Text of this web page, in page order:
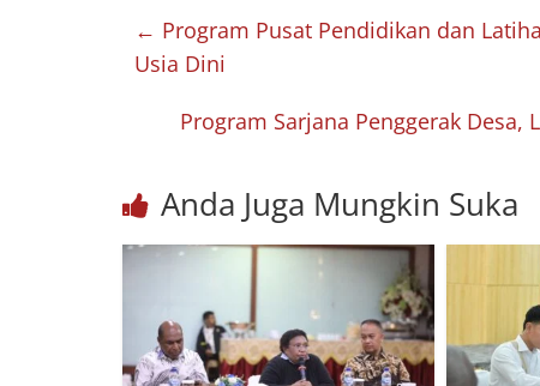
← Program Pusat Pendidikan dan
Usia Dini
Program Sarjana Penggerak Desa,
Anda Juga Mungkin Suka